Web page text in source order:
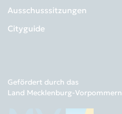
Ausschusssitzungen
Cityguide
Gefördert durch das
Land Mecklenburg-Vorpommern